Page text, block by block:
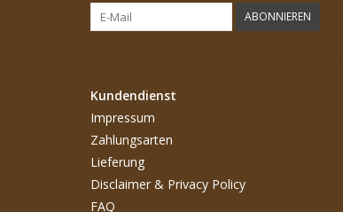
ABONNIEREN
Kundendienst
Impressum
Zahlungsarten
Lieferung
Disclaimer & Privacy Policy
FAQ